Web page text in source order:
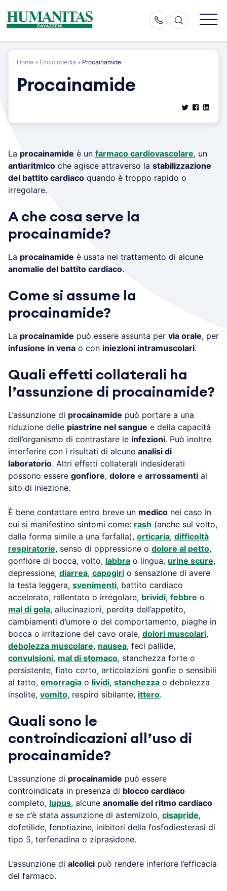
content
Home » Enciclopedia » Procainamide
Procainamide
La procainamide è un farmaco cardiovascolare, un
antiaritmico che agisce attraverso la stabilizzazione
del battito cardiaco quando è troppo rapido o
irregolare.
A che cosa serve la
procainamide?
La procainamide è usata nel trattamento di alcune
anomalie del battito cardiaco.
Come si assume la
procainamide?
La procainamide può essere assunta per via orale, per
infusione in vena o con iniezioni intramuscolari.
Quali effetti collaterali ha
l’assunzione di procainamide?
L’assunzione di procainamide può portare a una
riduzione delle piastrine nel sangue e della capacità
dell’organismo di contrastare le infezioni. Può inoltre
interferire con i risultati di alcune analisi di
laboratorio. Altri effetti collaterali indesiderati
possono essere gonfiore, dolore e arrossamenti al
sito di iniezione.
È bene contattare entro breve un medico nel caso in
cui si manifestino sintomi come: rash (anche sul volto,
dalla forma simile a una farfalla), orticaria, difficoltà
respiratorie, senso di oppressione o dolore al petto,
gonfiore di bocca, volto, labbra o lingua, urine scure,
depressione, diarrea, capogiri o sensazione di avere
la testa leggera, svenimenti, battito cardiaco
accelerato, rallentato o irregolare, brividi, febbre o
mal di gola, allucinazioni, perdita dell’appetito,
cambiamenti d’umore o del comportamento, piaghe in
bocca o irritazione del cavo orale, dolori muscolari,
debolezza muscolare, nausea, feci pallide,
convulsioni, mal di stomaco, stanchezza forte o
persistente, fiato corto, articolazioni gonfie o sensibili
al tatto, emorragia o lividi, stanchezza o debolezza
insolite, vomito, respiro sibilante, ittero.
Quali sono le
controindicazioni all’uso di
procainamide?
L’assunzione di procainamide può essere
controindicata in presenza di blocco cardiaco
completo, lupus, alcune anomalie del ritmo cardiaco
e se c’è stata assunzione di astemizolo, cisapride,
dofetilide, fenotiazine, inibitori della fosfodiesterasi di
tipo 5, terfenadina o ziprasidone.
L’assunzione di alcolici può rendere inferiore l’efficacia
del farmaco.